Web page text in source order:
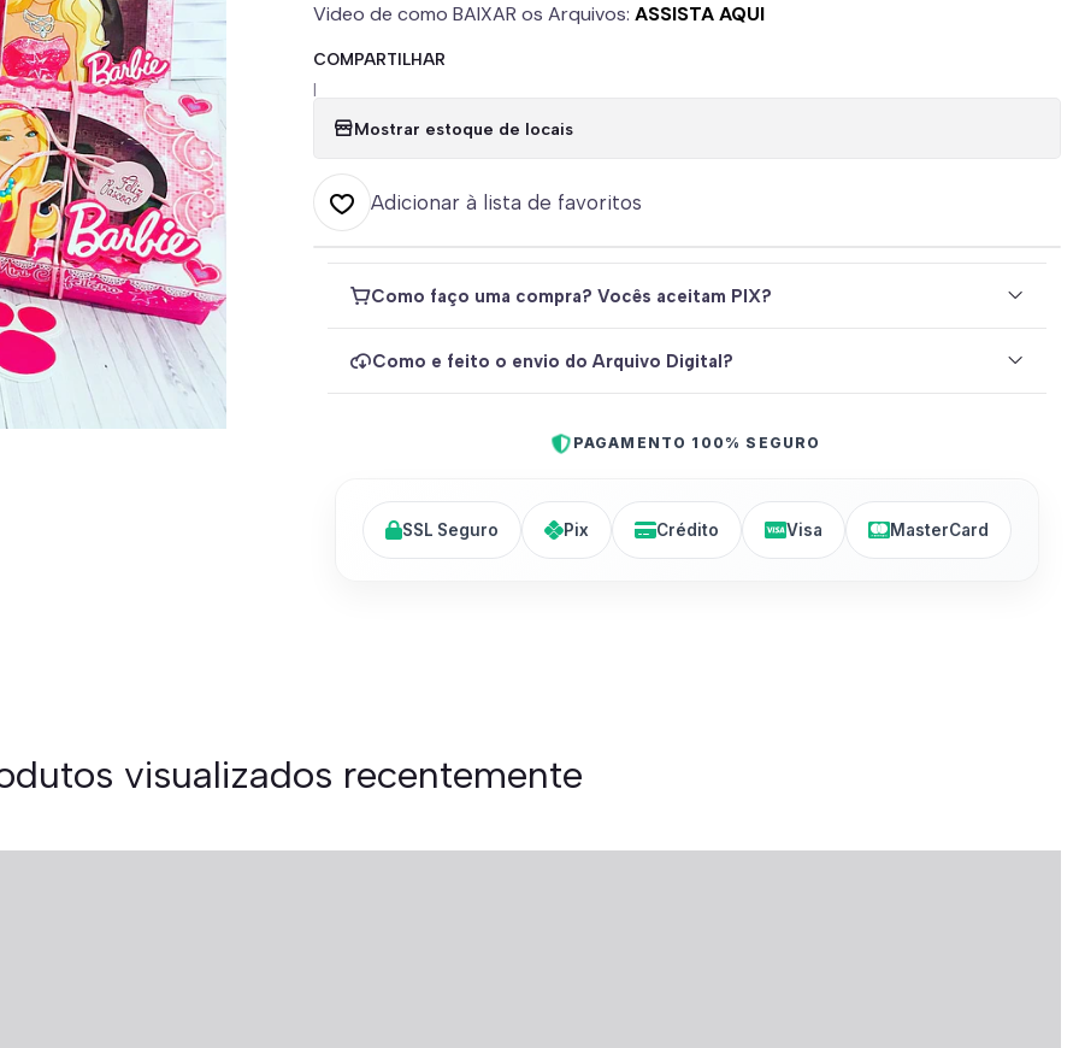
Video de como BAIXAR os Arquivos: ASSISTA AQUI
COMPARTILHAR
|
Mostrar estoque de locais
Adicionar à lista de favoritos
Como faço uma compra? Vocês aceitam PIX?
Como e feito o envio do Arquivo Digital?
PAGAMENTO 100% SEGURO
SSL Seguro Pix Crédito Visa MasterCard
visualizados recentemente